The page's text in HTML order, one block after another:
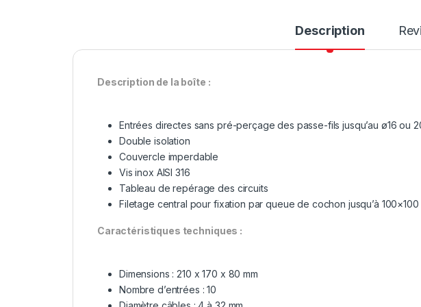
Description
Description de la boîte :
Entrées directes sans pré-perçage des passe-fils jusqu’au ø16 ou
Double isolation
Couvercle imperdable
Vis inox AISI 316
Tableau de repérage des circuits
Filetage central pour fixation par queue de cochon jusqu’à 100×100
Caractéristiques techniques :
Dimensions : 210 x 170 x 80 mm
Nombre d’entrées : 10